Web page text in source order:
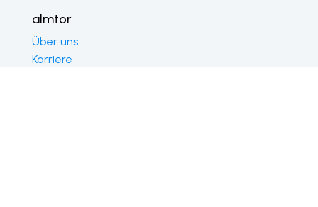
almtor
Über uns
Karriere